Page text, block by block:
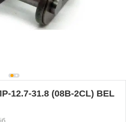
12.7-31.8 (08B-2CL) BEL